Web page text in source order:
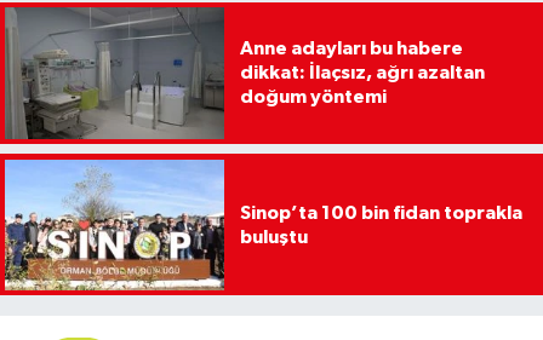
Anne adayları bu habere
dikkat: İlaçsız, ağrı azaltan
doğum yöntemi
Sinop’ta 100 bin fidan toprakla
buluştu